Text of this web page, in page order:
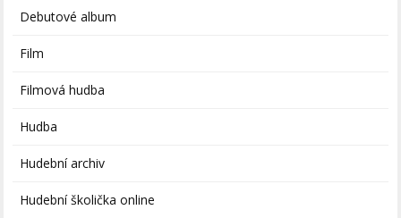
Debutové album
Film
Filmová hudba
Hudba
Hudební archiv
Hudební školička online